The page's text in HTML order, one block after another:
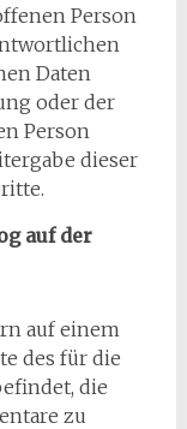
Person
Daten
oder der
Person
dieser
auf der
auf einem
des für die
die
zu